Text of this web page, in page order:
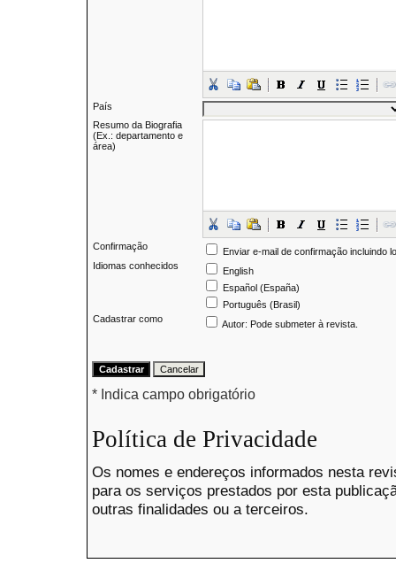
País
Resumo da Biografia
(Ex.: departamento e
área)
Confirmação
Enviar e-mail de confirmação incluindo
Idiomas conhecidos
English
Español (España)
Português (Brasil)
Cadastrar como
Autor: Pode submeter à revista.
* Indica campo obrigatório
Política de Privacidade
Os nomes e endereços informados nesta
para os serviços prestados por esta
outras finalidades ou a terceiros.